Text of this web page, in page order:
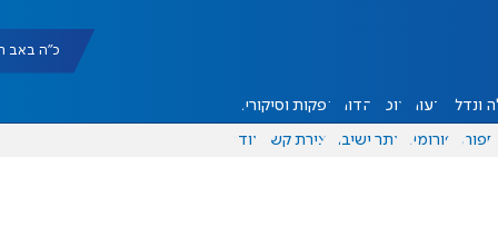
כ"ה באב תשפ"ו
ונדל"ן דעות אוכל יהדות הפקות וסיקורים
ספורט פורומים אתר ישיבה יצירת קשר עוד